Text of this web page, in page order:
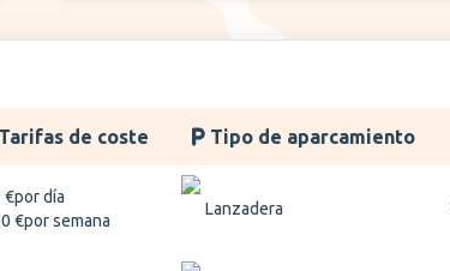
Tarifas de coste Tipo de aparcamiento
€por día
€por semana
Lanzadera